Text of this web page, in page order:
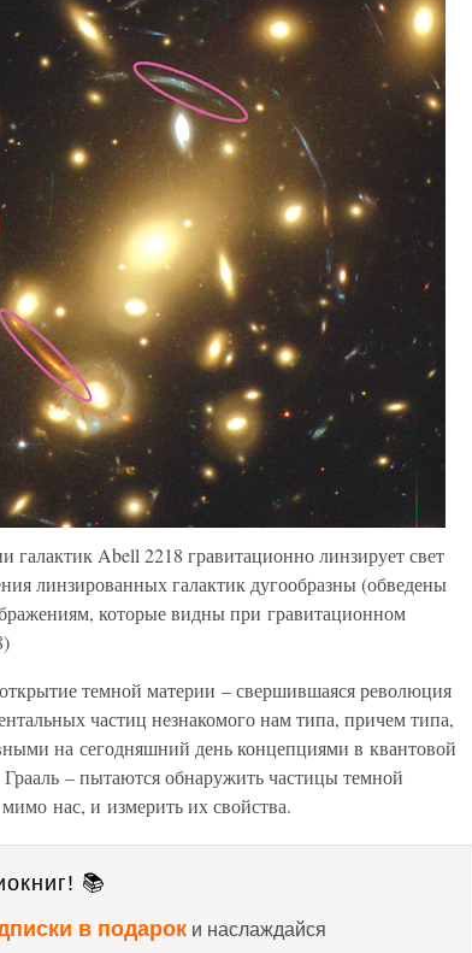
галактик Abell 2218 гравитационно линзирует свет
линзированных галактик дугообразны (обведены
которые видны при гравитационном
темной материи – свершившаяся революция
частиц незнакомого нам типа, причем типа,
на сегодняшний день концепциями в квантовой
– пытаются обнаружить частицы темной
нас, и измерить их свойства.
📚
в подарок и наслаждайся